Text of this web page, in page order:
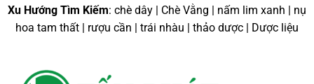
này
có
nhiều
này
nhiều
Xu Hướng Tìm Kiếm: chè dây | Chè Vằng | nấm lim xanh | nụ
hoa tam thất | rượu cần | trái nhàu | thảo dược | Dược liệu